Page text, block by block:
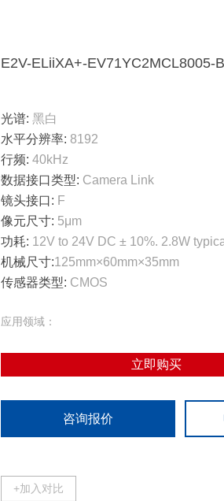
E2V-ELiiXA+-EV71YC2MCL8005-
光谱: 黑白
水平分辨率: 8192
行频: 40kHz
数据接口类型: Camera Link
镜头接口: F
像元尺寸: 5μm
功耗: 12V to 24V DC ± 10%. 2.8W
机械尺寸:125mm×60mm×35mm
传感器类型: CMOS
应用领域：
立即购买
咨询报价
+加入对比